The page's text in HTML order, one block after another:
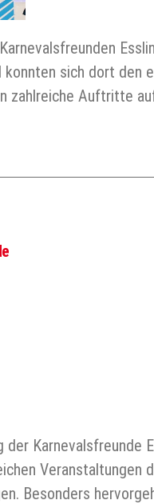
sich dort den
zahlreiche Auftritte
Karnevalsfreunde
Veranstaltungen
Besonders